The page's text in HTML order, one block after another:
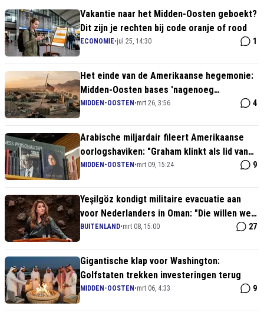
Vakantie naar het Midden-Oosten geboekt?
Dit zijn je rechten bij code oranje of rood
ECONOMIE•jul 25, 14:30 1
Het einde van de Amerikaanse hegemonie:
Midden-Oosten bases 'nagenoeg
onbewoonbaar' na desastreuze oorlog
MIDDEN-OOSTEN •mrt 26, 3:56 4
Arabische miljardair fileert Amerikaanse
oorlogshaviken: "Graham klinkt als lid van
de Knesset!"
MIDDEN-OOSTEN •mrt 09, 15:24 9
Yeşilgöz kondigt militaire evacuatie aan
voor Nederlanders in Oman: "Die willen we
veilig terugkrijgen!"
BUITENLAND•mrt 08, 15:00 27
Gigantische klap voor Washington:
Golfstaten trekken investeringen terug
MIDDEN-OOSTEN •mrt 06, 4:33 9